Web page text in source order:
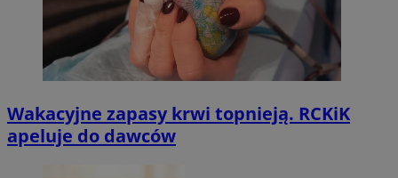
Wakacyjne zapasy krwi topnieją. RCKiK
apeluje do dawców